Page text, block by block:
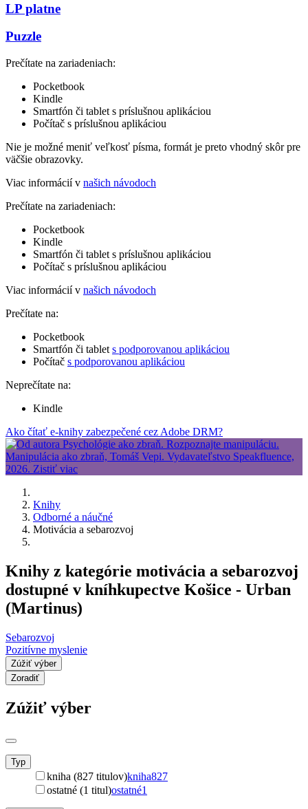
LP platne
Puzzle
Prečítate na zariadeniach:
Pocketbook
Kindle
Smartfón či tablet s príslušnou aplikáciou
Počítač s príslušnou aplikáciou
Nie je možné meniť veľkosť písma, formát je preto vhodný skôr pre
väčšie obrazovky.
Viac informácií v našich návodoch
Prečítate na zariadeniach:
Pocketbook
Kindle
Smartfón či tablet s príslušnou aplikáciou
Počítač s príslušnou aplikáciou
Viac informácií v našich návodoch
Prečítate na:
Pocketbook
Smartfón či tablet s podporovanou aplikáciou
Počítač s podporovanou aplikáciou
Neprečítate na:
Kindle
Ako čítať e-knihy zabezpečené cez Adobe DRM?
Knihy
Odborné a náučné
Motivácia a sebarozvoj
Knihy z kategórie motivácia a sebarozvoj
dostupné v kníhkupectve Košice - Urban
(Martinus)
Sebarozvoj
Pozitívne myslenie
Zúžiť výber
Zoradiť
Zúžiť výber
Typ
kniha (827 titulov)kniha827
ostatné (1 titul)ostatné1